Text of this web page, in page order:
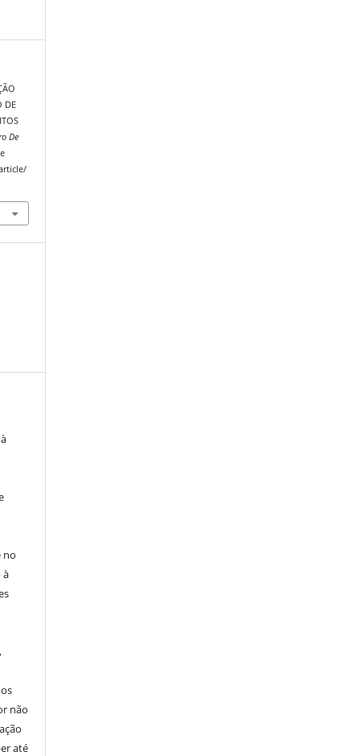
DE
De
no
à
não
até